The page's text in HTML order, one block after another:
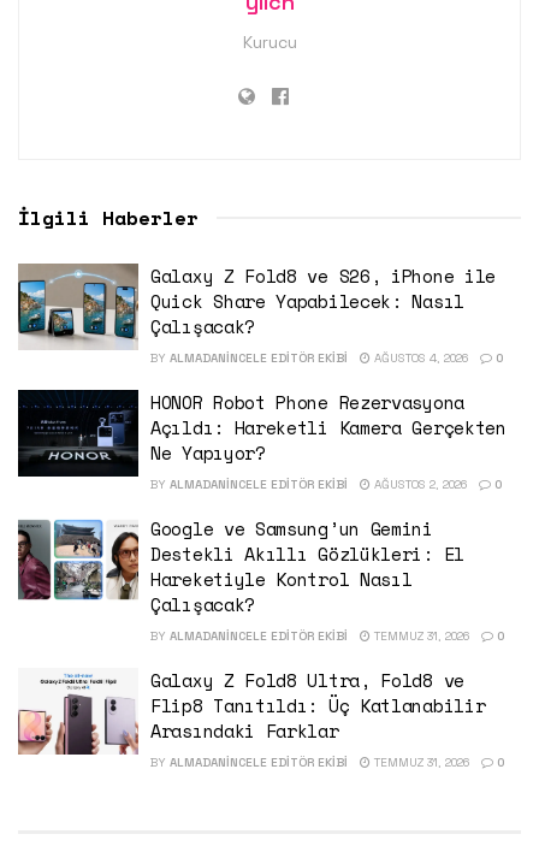
Kurucu
İlgili Haberler
Galaxy Z Fold8 ve S26, iPhone ile
Quick Share Yapabilecek: Nasıl
Çalışacak?
BY ALMADANINCELE EDITÖR EKIBI AĞUSTOS 4, 2026 0
HONOR Robot Phone Rezervasyona
Açıldı: Hareketli Kamera Gerçekten
Ne Yapıyor?
BY ALMADANINCELE EDITÖR EKIBI AĞUSTOS 2, 2026 0
Google ve Samsung’un Gemini
Destekli Akıllı Gözlükleri: El
Hareketiyle Kontrol Nasıl
Çalışacak?
BY ALMADANINCELE EDITÖR EKIBI TEMMUZ 31, 2026 0
Galaxy Z Fold8 Ultra, Fold8 ve
Flip8 Tanıtıldı: Üç Katlanabilir
Arasındaki Farklar
BY ALMADANINCELE EDITÖR EKIBI TEMMUZ 31, 2026 0